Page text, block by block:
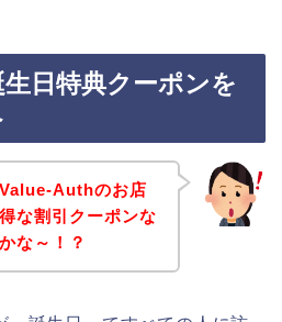
日特典クーポンを
Authのお店
な割引クーポンな
な～！？